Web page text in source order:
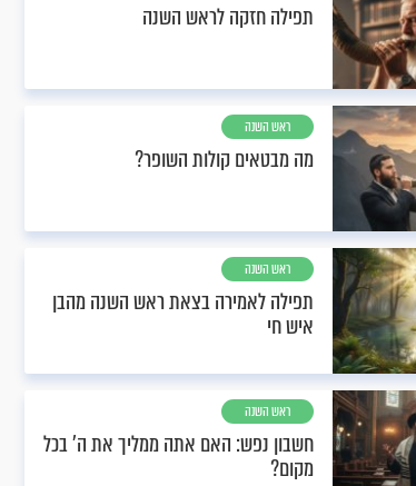
תפילה חזקה לראש השנה
ראש השנה
מה מבטאים קולות השופר?
ראש השנה
תפילה לאמירה בצאת ראש השנה מהבן
איש חי
ראש השנה
חשבון נפש: האם אתה ממליך את ה' בכל
מקום?